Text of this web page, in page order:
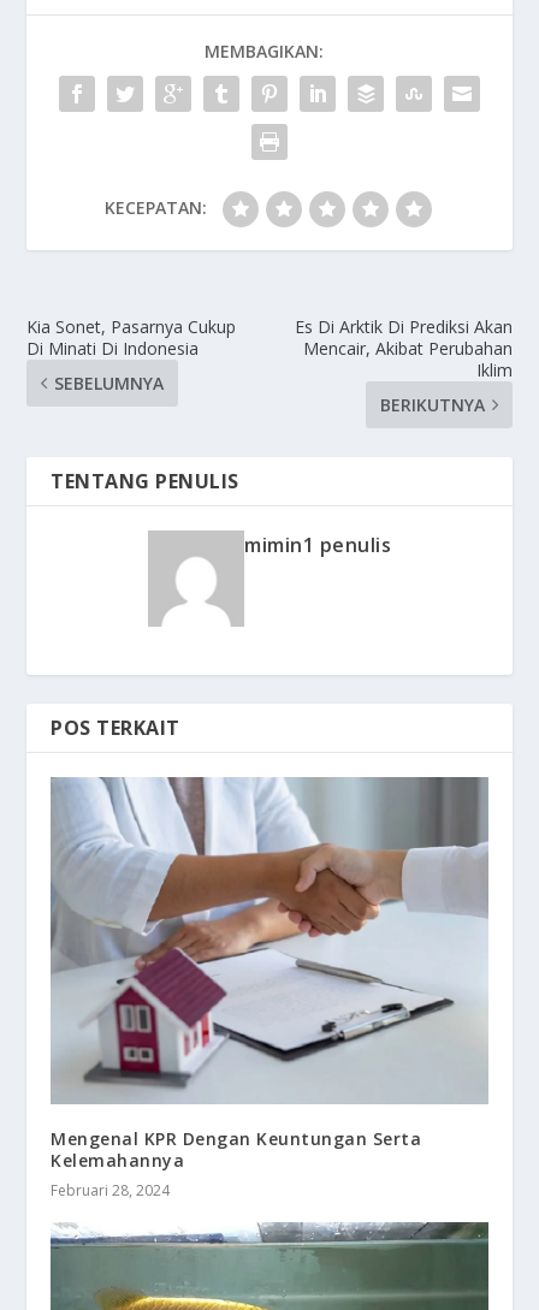
MEMBAGIKAN:
KECEPATAN:
Kia Sonet, Pasarnya Cukup
Di Minati Di Indonesia
SEBELUMNYA
Es Di Arktik Di Prediksi Akan
Mencair, Akibat Perubahan
Iklim
BERIKUTNYA
TENTANG PENULIS
mimin1 penulis
POS TERKAIT
Mengenal KPR Dengan Keuntungan Serta
Kelemahannya
Februari 28, 2024